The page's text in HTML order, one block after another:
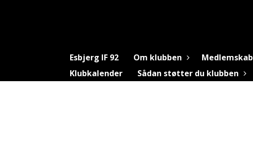
Esbjerg IF 92 Om klubben Medlemskab
Klubkalender
Sådan støtter du klubben